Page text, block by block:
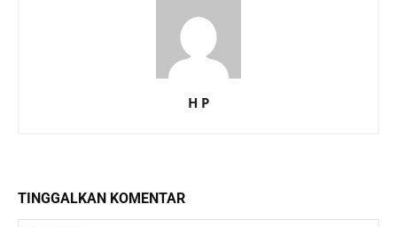
H P
TINGGALKAN KOMENTAR